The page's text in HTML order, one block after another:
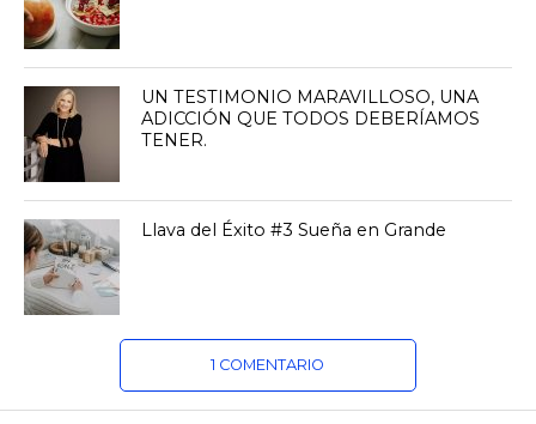
UN TESTIMONIO MARAVILLOSO, UNA
ADICCIÓN QUE TODOS DEBERÍAMOS
TENER.
Llava del Éxito #3 Sueña en Grande
1 COMENTARIO